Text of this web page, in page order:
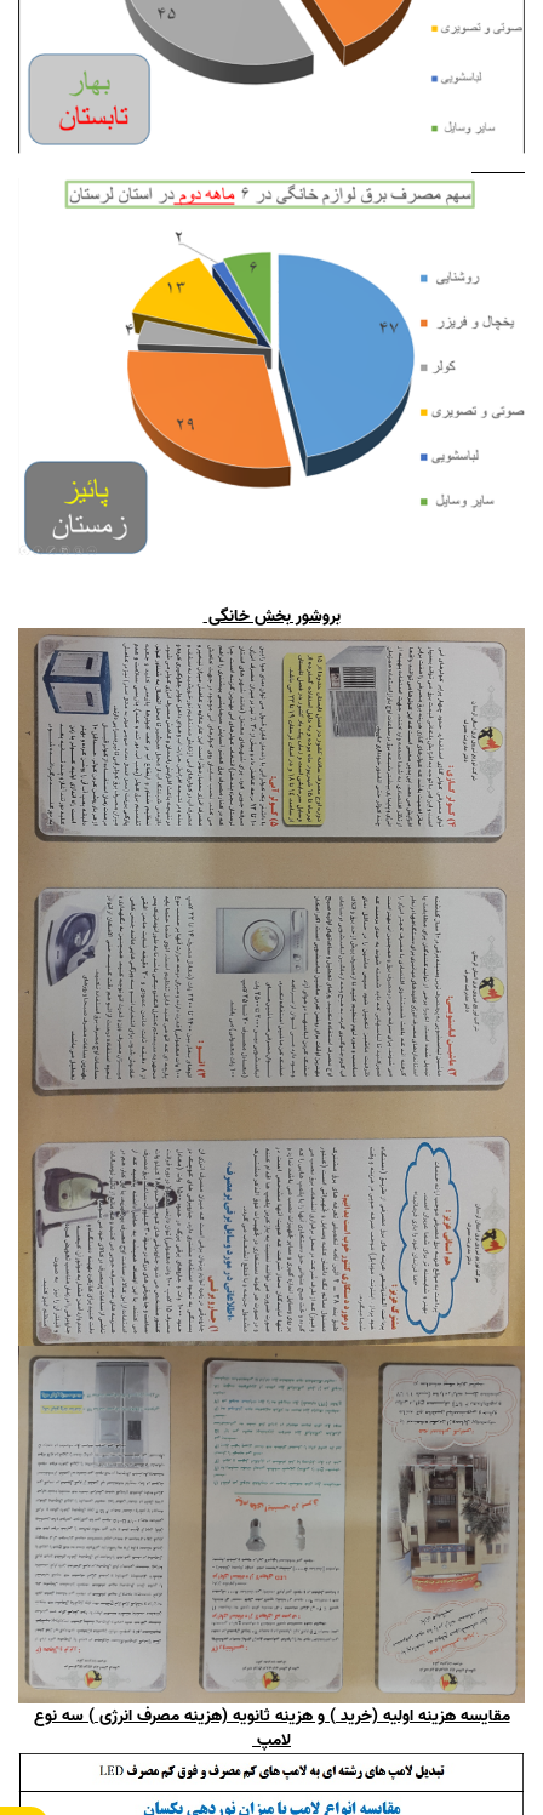
بروشور بخش خانگی
مقایسه هزینه اولیه (خرید ) و هزینه ثانویه (هزینه مصرف انرژی ) سه نوع
لامپ